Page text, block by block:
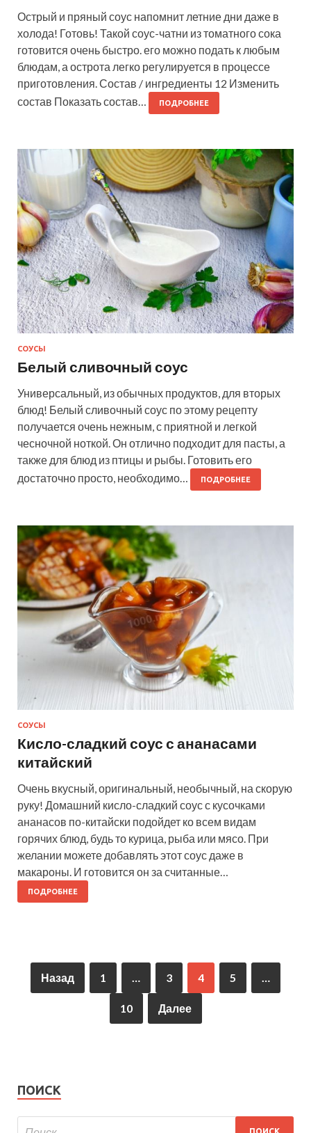
Острый и пряный соус напомнит летние дни даже в
холода! Готовь! Такой соус-чатни из томатного сока
готовится очень быстро. его можно подать к любым
блюдам, а острота легко регулируется в процессе
приготовления. Состав / ингредиенты 12 Изменить
состав Показать состав…
ПОДРОБНЕЕ
СОУСЫ
Белый сливочный соус
Универсальный, из обычных продуктов, для вторых
блюд! Белый сливочный соус по этому рецепту
получается очень нежным, с приятной и легкой
чесночной ноткой. Он отлично подходит для пасты, а
также для блюд из птицы и рыбы. Готовить его
достаточно просто, необходимо…
ПОДРОБНЕЕ
СОУСЫ
Кисло-сладкий соус с ананасами
китайский
Очень вкусный, оригинальный, необычный, на скорую
руку! Домашний кисло-сладкий соус с кусочками
ананасов по-китайски подойдет ко всем видам
горячих блюд, будь то курица, рыба или мясо. При
желании можете добавлять этот соус даже в
макароны. И готовится он за считанные…
ПОДРОБНЕЕ
Назад 1 3 4 5
10 Далее
ПОИСК